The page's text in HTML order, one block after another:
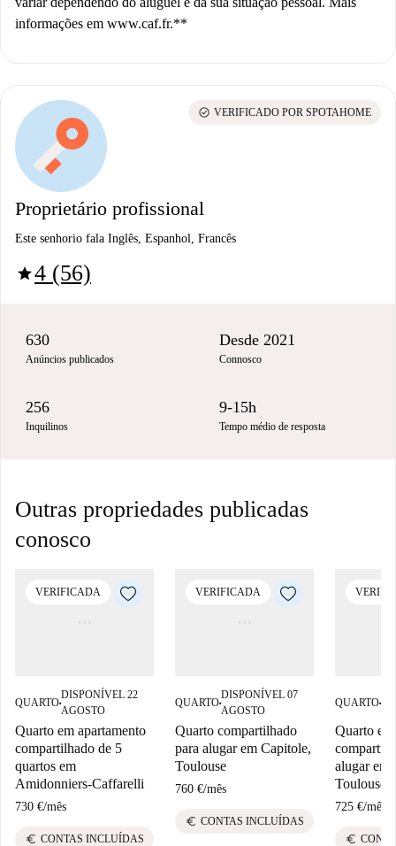
informações em www.caf.fr.**
Proprietário profissional
Este senhorio fala Inglês, Espanhol, Francês
star4 (56)
check_circle VERIFICADO POR SPOTAHOME
630
Anúncios publicados
Desde 2021
Connosco
256
Inquilinos
9-15h
Tempo médio de resposta
Outras propriedades publicadas
conosco
VERIFICADA
QUARTO■
DISPONÍVEL 22
AGOSTO
Quarto em apartamento
compartilhado de 5
quartos em
Amidonniers-Caffarelli
730 €/mês
euro CONTAS INCLUÍDAS
VERIFICADA
QUARTO■
DISPONÍVEL 07
AGOSTO
Quarto compartilhado
para alugar em Capitole,
Toulouse
760 €/mês
euro CONTAS INCLUÍDAS
QUARTO■
Quarto
alugar em
Toulouse
725 €/mês
euro